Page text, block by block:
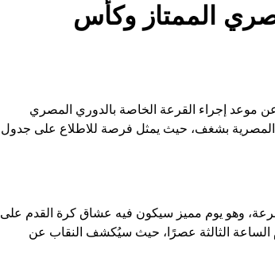
الممتاز وكأس
عن موعد إجراء القرعة الخاصة بالدوري المصري
المصرية بشغف، حيث يمثل فرصة للاطلاع على جدول
لإجراء القرعة، وهو يوم مميز سيكون فيه عشاق كرة القدم على
الساعة الثالثة عصرًا، حيث سيُكشف النقاب عن